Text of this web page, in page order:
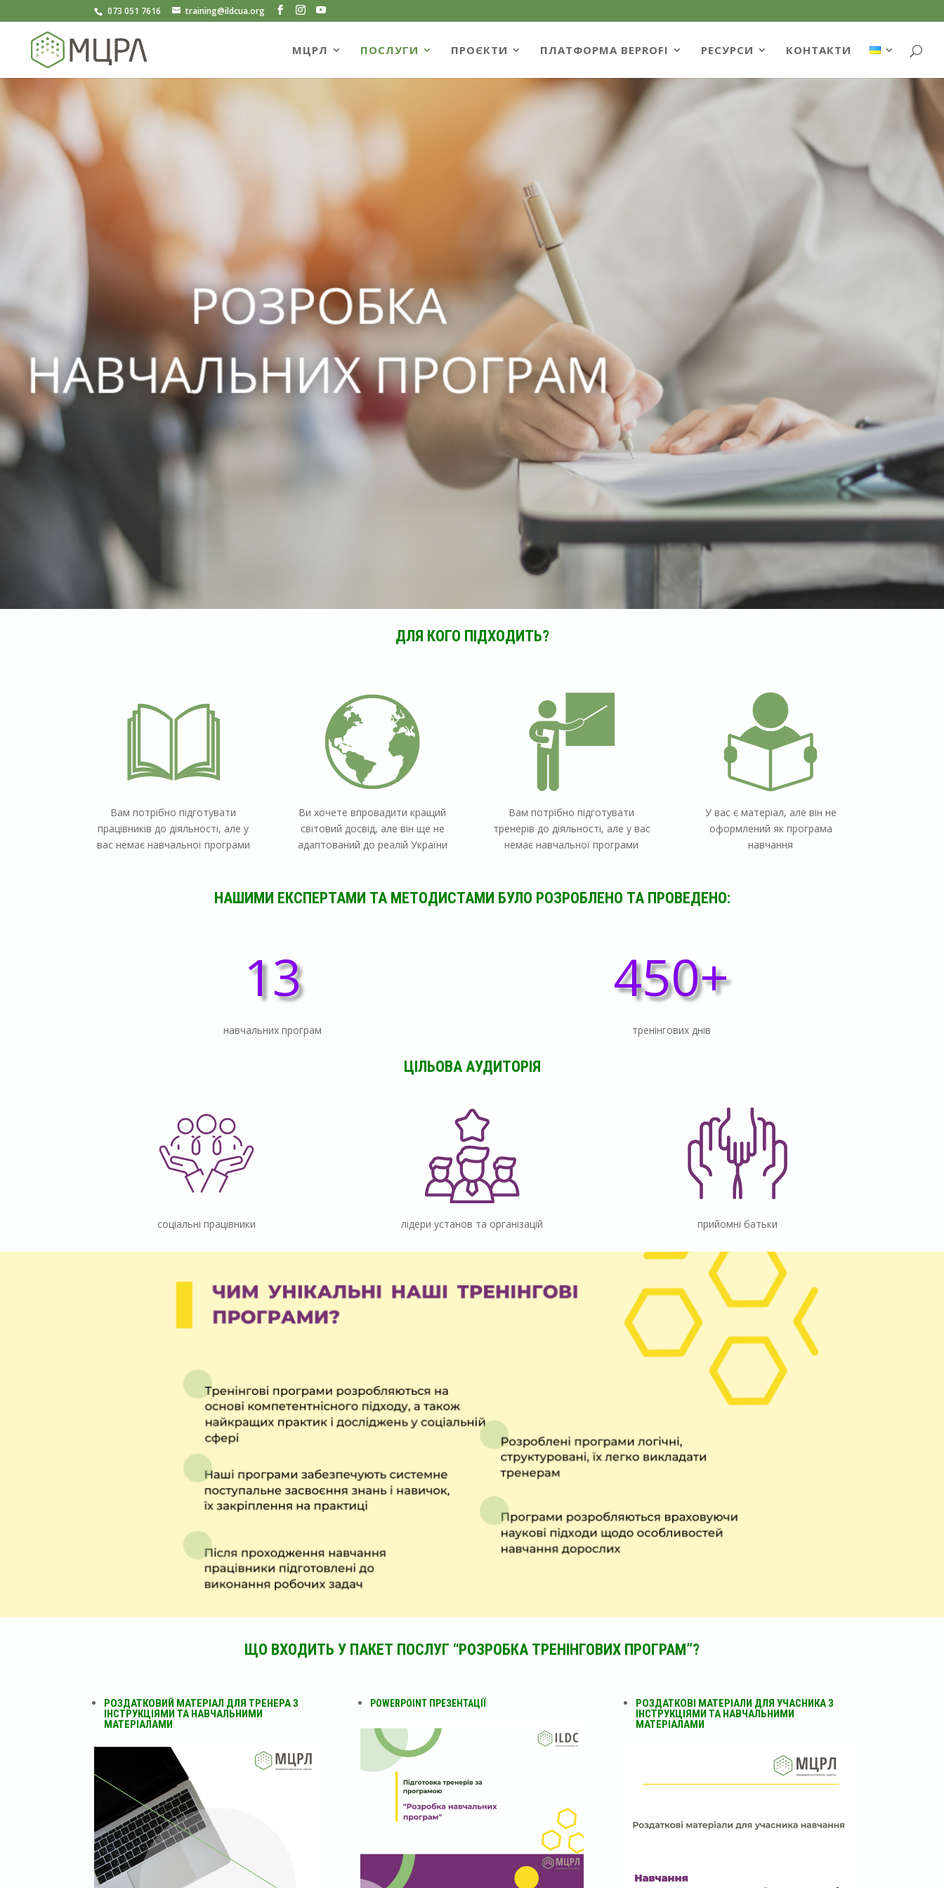
073 051 7616 training@ildcua.org
МЦРЛ ПОСЛУГИ ПРОЄКТИ ПЛАТФОРМА BEPROFI РЕСУРСИ КОНТАКТИ
ДЛЯ КОГО ПІДХОДИТЬ?
Вам потрібнопідготувати
працівників до діяльності, але у
васнемає навчальної програми
Ви хочете впровадитикращий
світовий досвід, але він ще не
адаптований до реалій України
Вам потрібнопідготувати
тренерів до діяльності, але у вас
немає навчальної програми
У вас є матеріал, але він не
оформлений як програма
навчання
НАШИМИ ЕКСПЕРТАМИ ТА МЕТОДИСТАМИ БУЛО РОЗРОБЛЕНО ТА ПРОВЕДЕНО:
13
навчальних програм
450+
тренінгових днів
ЦІЛЬОВА АУДИТОРІЯ
соціальні працівники лідери установ та організацій прийомні батьки
ЩО ВХОДИТЬ У ПАКЕТ ПОСЛУГ “РОЗРОБКА ТРЕНІНГОВИХ ПРОГРАМ”?
РОЗДАТКОВИЙ МАТЕРІАЛ ДЛЯ ТРЕНЕРА З
ІНСТРУКЦІЯМИ ТА НАВЧАЛЬНИМИ
МАТЕРІАЛАМИ
POWERPOINT ПРЕЗЕНТАЦІЇ
РОЗДАТКОВІ МАТЕРІАЛИ ДЛЯ УЧАСНИКА З
ІНСТРУКЦІЯМИ ТА НАВЧАЛЬНИМИ
МАТЕРІАЛАМИ